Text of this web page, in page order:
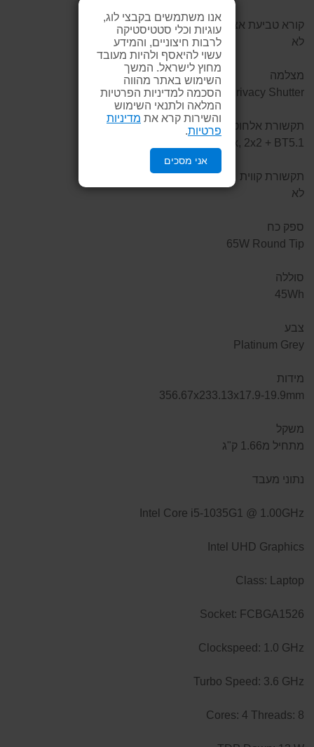
אנו משתמשים בקבצי לוג,
עוגיות וכלי סטטיסטיקה
לרבות חיצוניים, והמידע
עשוי להיאסף ולהיות מעובד
מחוץ לישראל. המשך
השימוש באתר מהווה
הסכמה למדיניות הפרטיות
המלאה ולתנאי השימוש
והשירות קרא את מדיניות
פרטיות.
אני מסכים
קורא טביעת אצבע
לא
מצלמה
720p with Privacy Shutter
תקשורת אלחוטית
11ax, 2x2 + BT5.1
תקשורת קווית
לא
ספק כח
65W Round Tip
סוללה
45Wh
צבע
Platinum Grey
מידות
356.67x233.13x17.9-19.9mm
משקל
מתחיל מ1.66 ק"ג
נתוני מעבד
Intel Core i5-1035G1 @ 1.00GHz
Intel UHD Graphics
Class: Laptop
Socket: FCBGA1526
Clockspeed: 1.0 GHz
Turbo Speed: 3.6 GHz
Cores: 4 Threads: 8